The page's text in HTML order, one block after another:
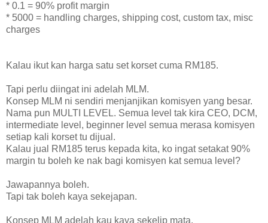
* 0.1 = 90% profit margin
* 5000 = handling charges, shipping cost, custom tax, misc
charges
Kalau ikut kan harga satu set korset cuma RM185.
Tapi perlu diingat ini adelah MLM.
Konsep MLM ni sendiri menjanjikan komisyen yang besar.
Nama pun MULTI LEVEL. Semua level tak kira CEO, DCM,
intermediate level, beginner level semua merasa komisyen
setiap kali korset tu dijual.
Kalau jual RM185 terus kepada kita, ko ingat setakat 90%
margin tu boleh ke nak bagi komisyen kat semua level?
Jawapannya boleh.
Tapi tak boleh kaya sekejapan.
Konsep MLM adelah kau kaya sekelip mata.